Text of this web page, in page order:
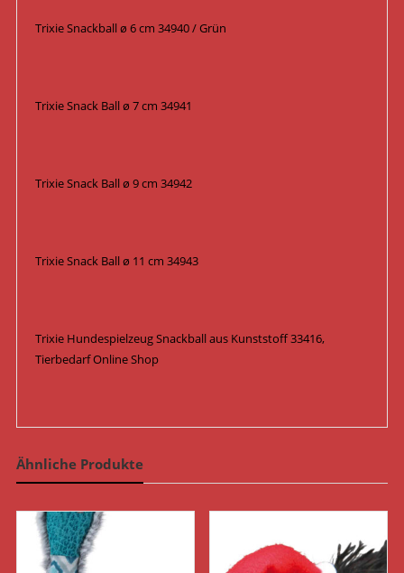
Trixie Snackball ø 6 cm 34940 / Grün
Trixie Snack Ball ø 7 cm 34941
Trixie Snack Ball ø 9 cm 34942
Trixie Snack Ball ø 11 cm 34943
Trixie Hundespielzeug Snackball aus Kunststoff 33416,
Tierbedarf Online Shop
Ähnliche Produkte